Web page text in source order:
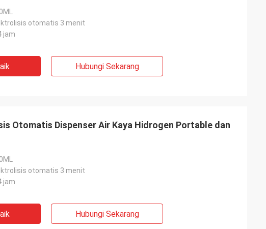
otomatis 3 menit
jam
Hubungi Sekarang
Otomatis Dispenser Air Kaya Hidrogen Portable dan
otomatis 3 menit
jam
Hubungi Sekarang